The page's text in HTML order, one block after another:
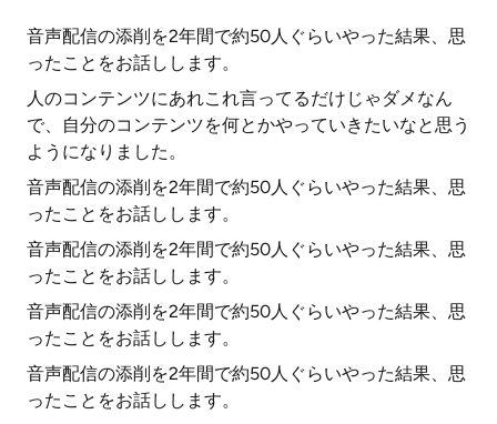
音声配信の添削を2年間で約50人ぐらいやった結果、思
ったことをお話しします。
人のコンテンツにあれこれ言ってるだけじゃダメなん
で、自分のコンテンツを何とかやっていきたいなと思う
ようになりました。
音声配信の添削を2年間で約50人ぐらいやった結果、思
ったことをお話しします。
音声配信の添削を2年間で約50人ぐらいやった結果、思
ったことをお話しします。
音声配信の添削を2年間で約50人ぐらいやった結果、思
ったことをお話しします。
音声配信の添削を2年間で約50人ぐらいやった結果、思
ったことをお話しします。